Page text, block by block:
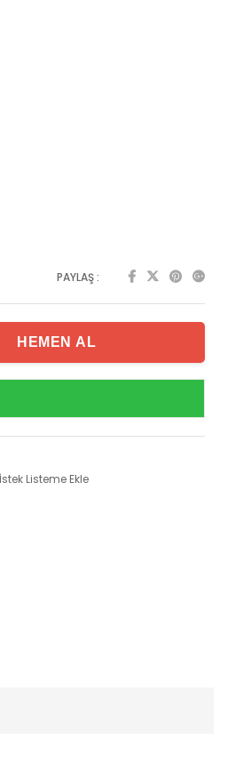
PAYLAŞ :
İstek Listeme Ekle